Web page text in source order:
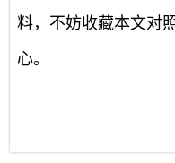
料，不妨收藏本文对
心。